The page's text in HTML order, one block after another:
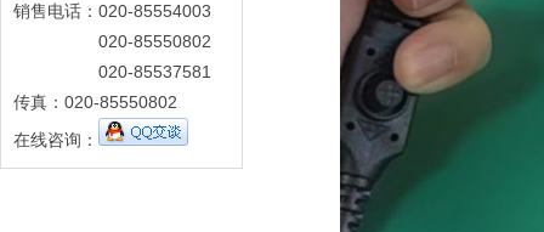
销售电话：020-85554003
020-85550802
020-85537581
传真：020-85550802
在线咨询：